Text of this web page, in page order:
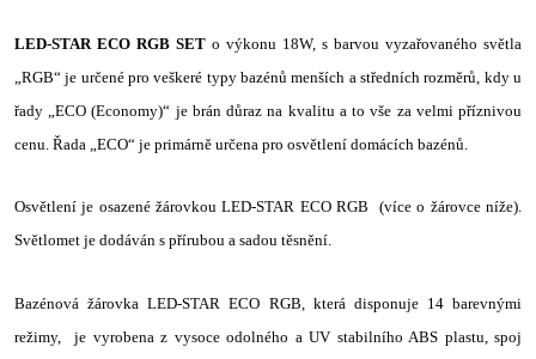
LED-STAR ECO RGB SET o výkonu 18W, s barvou vyzařovaného světla
„RGB“ je určené pro veškeré typy bazénů menších a středních rozměrů, kdy u
řady „ECO (Economy)“ je brán důraz na kvalitu a to vše za velmi příznivou
cenu. Řada „ECO“ je primárně určena pro osvětlení domácích bazénů.
Osvětlení je osazené žárovkou LED-STAR ECO RGB (více o žárovce níže).
Světlomet je dodáván s přírubou a sadou těsnění.
Bazénová žárovka LED-STAR ECO RGB,
která disponuje 14 barevnými
režimy,
je vyrobena z vysoce odolného a UV stabilního ABS plastu, spoj